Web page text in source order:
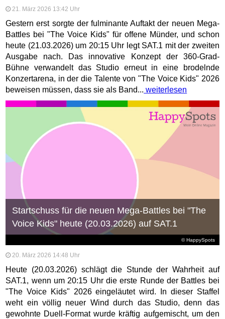
21. März 2026 13:42 Uhr
Gestern erst sorgte der fulminante Auftakt der neuen Mega-
Battles bei "The Voice Kids" für offene Münder, und schon
heute (21.03.2026) um 20:15 Uhr legt SAT.1 mit der zweiten
Ausgabe nach. Das innovative Konzept der 360-Grad-
Bühne verwandelt das Studio erneut in eine brodelnde
Konzertarena, in der die Talente von "The Voice Kids" 2026
beweisen müssen, dass sie als Band... weiterlesen
© HappySpots
Startschuss für die neuen Mega-Battles bei "The
Voice Kids" heute (20.03.2026) auf SAT.1
20. März 2026 14:48 Uhr
Heute (20.03.2026) schlägt die Stunde der Wahrheit auf
SAT.1, wenn um 20:15 Uhr die erste Runde der Battles bei
"The Voice Kids" 2026 eingeläutet wird. In dieser Staffel
weht ein völlig neuer Wind durch das Studio, denn das
gewohnte Duell-Format wurde kräftig aufgemischt, um den